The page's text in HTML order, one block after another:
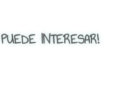
PUEDE INTERESAR!